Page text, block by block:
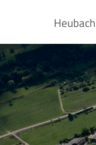
Heubach